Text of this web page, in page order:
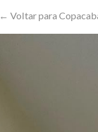
← Voltar para